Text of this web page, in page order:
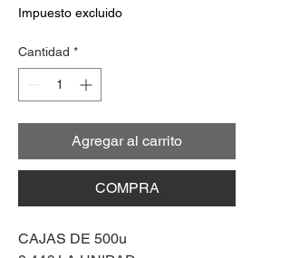
Impuesto excluido
Cantidad *
Agregar al carrito
COMPRA
CAJAS DE 500u